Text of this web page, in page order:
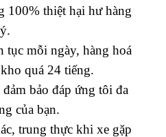
100% thiệt hại hư hàng
tục mỗi ngày, hàng hoá
quá 24 tiếng.
bảo đáp ứng tôi đa
của bạn.
trung thực khi xe gặp